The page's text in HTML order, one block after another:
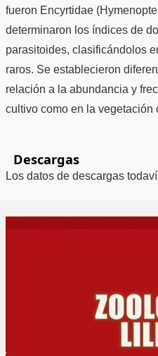
fueron Encyrtidae
determinaron los índices de
parasitoides, clasificándolos
raros. Se establecieron
relación a la abundancia y
cultivo como en la vegetación
Descargas
Los datos de descargas